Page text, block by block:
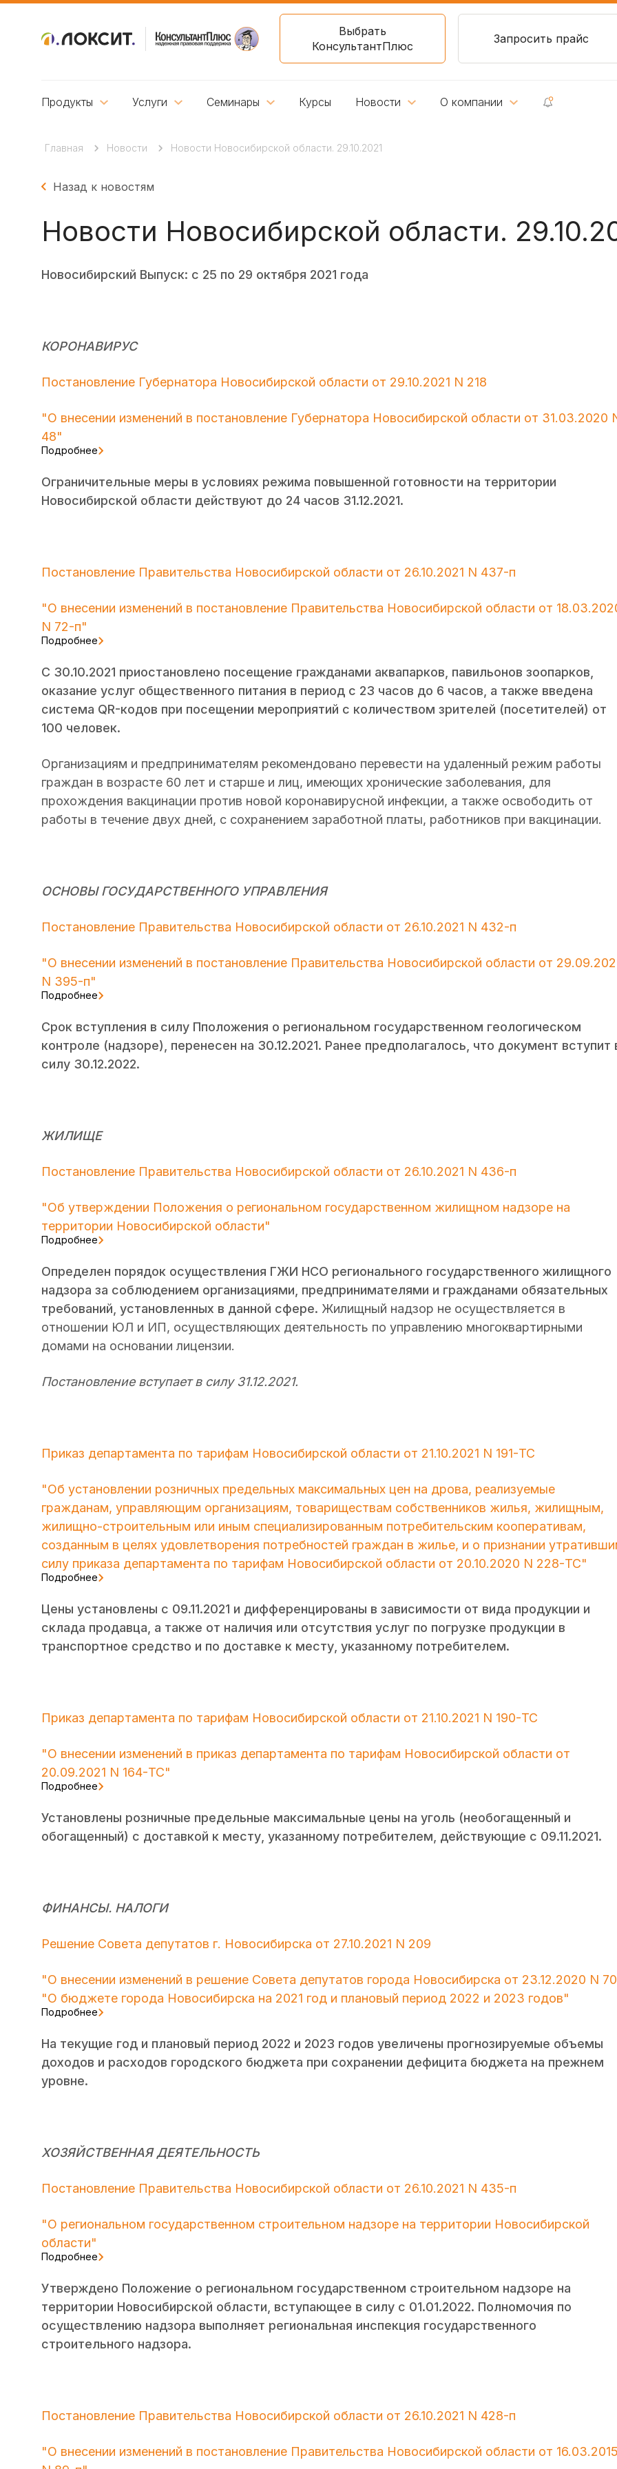
Выбрать
КонсультантПлюс
Запросить прайс
Продукты Услуги Семинары Курсы Новости О компании
Главная Новости Новости Новосибирской области. 29.10.2021
Назад к новостям
Новости Новосибирской области.
Новосибирский Выпуск: с 25 по 29 октября 2021 года
КОРОНАВИРУС
Постановление Губернатора Новосибирской области от 29.10.2021 N 218
"О внесении изменений в постановление Губернатора Новосибирской области от 31.03.2020
48"
Подробнее
Ограничительные меры в условиях режима повышенной готовности на территории
Новосибирской области действуют до 24 часов 31.12.2021.
Постановление Правительства Новосибирской области от 26.10.2021 N 437-п
"О внесении изменений в постановление Правительства Новосибирской области от
N 72-п"
Подробнее
С 30.10.2021 приостановлено посещение гражданами аквапарков, павильонов зоопарков,
оказание услуг общественного питания в период с 23 часов до 6 часов, а также введена
система QR-кодов при посещении мероприятий с количеством зрителей (посетителей) от
100 человек.
Организациям и предпринимателям рекомендовано перевести на удаленный режим работы
граждан в возрасте 60 лет и старше и лиц, имеющих хронические заболевания, для
прохождения вакцинации против новой коронавирусной инфекции, а также освободить от
работы в течение двух дней, с сохранением заработной платы, работников при вакцинации.
ОСНОВЫ ГОСУДАРСТВЕННОГО УПРАВЛЕНИЯ
Постановление Правительства Новосибирской области от 26.10.2021 N 432-п
"О внесении изменений в постановление Правительства Новосибирской области от
N 395-п"
Подробнее
Срок вступления в силу Пположения о региональном государственном геологическом
контроле (надзоре), перенесен на 30.12.2021. Ранее предполагалось, что документ вступит
силу 30.12.2022.
ЖИЛИЩЕ
Постановление Правительства Новосибирской области от 26.10.2021 N 436-п
"Об утверждении Положения о региональном государственном жилищном надзоре на
территории Новосибирской области"
Подробнее
Определен порядок осуществления ГЖИ НСО регионального государственного жилищного
надзора за соблюдением организациями, предпринимателями и гражданами обязательных
требований, установленных в данной сфере. Жилищный надзор не осуществляется в
отношении ЮЛ и ИП, осуществляющих деятельность по управлению многоквартирными
домами на основании лицензии.
Постановление вступает в силу 31.12.2021.
Приказ департамента по тарифам Новосибирской области от 21.10.2021 N 191-ТС
"Об установлении розничных предельных максимальных цен на дрова, реализуемые
гражданам, управляющим организациям, товариществам собственников жилья, жилищным,
жилищно-строительным или иным специализированным потребительским кооперативам,
созданным в целях удовлетворения потребностей граждан в жилье, и о признании
силу приказа департамента по тарифам Новосибирской области от 20.10.2020 N 228-ТС"
Подробнее
Цены установлены с 09.11.2021 и дифференцированы в зависимости от вида продукции и
склада продавца, а также от наличия или отсутствия услуг по погрузке продукции в
транспортное средство и по доставке к месту, указанному потребителем.
Приказ департамента по тарифам Новосибирской области от 21.10.2021 N 190-ТС
"О внесении изменений в приказ департамента по тарифам Новосибирской области от
20.09.2021 N 164-ТС"
Подробнее
Установлены розничные предельные максимальные цены на уголь (необогащенный и
обогащенный) с доставкой к месту, указанному потребителем, действующие с 09.11.2021.
ФИНАНСЫ. НАЛОГИ
Решение Совета депутатов г. Новосибирска от 27.10.2021 N 209
"О внесении изменений в решение Совета депутатов города Новосибирска от 23.12.2020 N 70
"О бюджете города Новосибирска на 2021 год и плановый период 2022 и 2023 годов"
Подробнее
На текущие год и плановый период 2022 и 2023 годов увеличены прогнозируемые объемы
доходов и расходов городского бюджета при сохранении дефицита бюджета на прежнем
уровне.
ХОЗЯЙСТВЕННАЯ ДЕЯТЕЛЬНОСТЬ
Постановление Правительства Новосибирской области от 26.10.2021 N 435-п
"О региональном государственном строительном надзоре на территории Новосибирской
области"
Подробнее
Утверждено Положение о региональном государственном строительном надзоре на
территории Новосибирской области, вступающее в силу с 01.01.2022. Полномочия по
осуществлению надзора выполняет региональная инспекция государственного
строительного надзора.
Постановление Правительства Новосибирской области от 26.10.2021 N 428-п
"О внесении изменений в постановление Правительства Новосибирской области от